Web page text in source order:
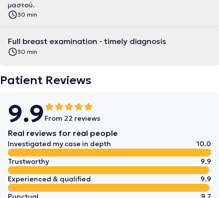
μαστού.
30 min
Full breast examination - timely diagnosis
30 min
Patient Reviews
9.9 From 22 reviews
Real reviews for real people
Investigated my case in depth
10.0
Trustworthy
9.9
Experienced & qualified
9.9